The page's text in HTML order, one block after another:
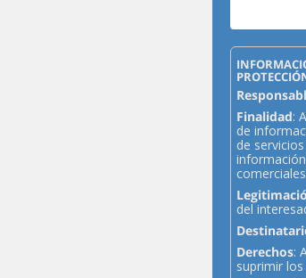
Finalidad:
de
de
comerciales
del
Derechos:
suprimir